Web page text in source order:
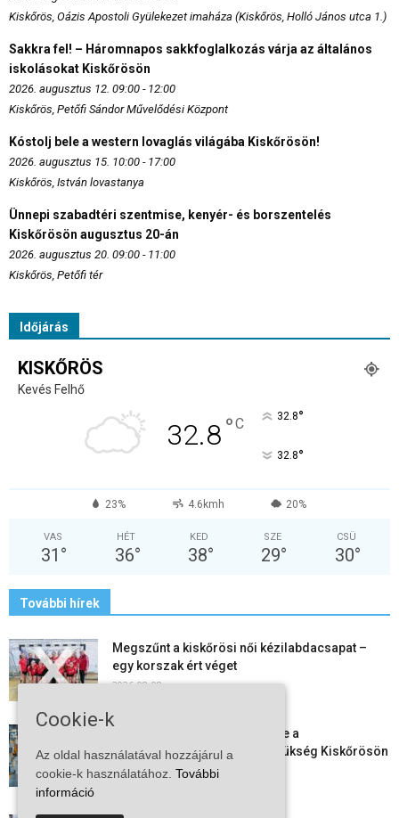
Kiskőrös, Oázis Apostoli Gyülekezet imaháza (Kiskőrös, Holló János utca 1.)
Sakkra fel! – Háromnapos sakkfoglalkozás várja az általános
iskolásokat Kiskőrösön
2026. augusztus 12. 09:00 - 12:00
Kiskőrös, Petőfi Sándor Művelődési Központ
Kóstolj bele a western lovaglás világába Kiskőrösön!
2026. augusztus 15. 10:00 - 17:00
Kiskőrös, István lovastanya
Ünnepi szabadtéri szentmise, kenyér- és borszentelés
Kiskőrösön augusztus 20-án
2026. augusztus 20. 09:00 - 11:00
Kiskőrös, Petőfi tér
Időjárás
KISKŐRÖS
Kevés Felhő
32.8°C 32.8°
32.8°
23% 4.6kmh 20%
VAS
31 °
HÉT
36°
KED
38°
SZE
29°
CSÜ
30°
További hírek
Megszűnt a kiskőrösi női kézilabdacsapat –
egy korszak ért véget
2026-08-08
Aktuális állásajánlatok: ezekre a
munkavállalókra van most szükség Kiskőrösön
és a...
Cookie-k
Az oldal használatával hozzájárul a
cookie-k használatához. További
információ